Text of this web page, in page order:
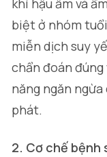
khí hậu ấm và
biệt ở nhóm
miễn dịch suy
chẩn đoán đúng
năng ngăn
phát.
2. Cơ chế bệnh